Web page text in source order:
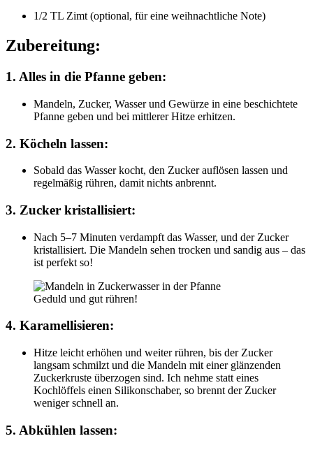
1/2 TL Zimt (optional, für eine weihnachtliche Note)
Zubereitung:
1. Alles in die Pfanne geben:
Mandeln, Zucker, Wasser und Gewürze in eine beschichtete
Pfanne geben und bei mittlerer Hitze erhitzen.
2. Köcheln lassen:
Sobald das Wasser kocht, den Zucker auflösen lassen und
regelmäßig rühren, damit nichts anbrennt.
3. Zucker kristallisiert:
Nach 5–7 Minuten verdampft das Wasser, und der Zucker
kristallisiert. Die Mandeln sehen trocken und sandig aus – das
ist perfekt so!
Geduld und gut rühren!
4. Karamellisieren:
Hitze leicht erhöhen und weiter rühren, bis der Zucker
langsam schmilzt und die Mandeln mit einer glänzenden
Zuckerkruste überzogen sind. Ich nehme statt eines
Kochlöffels einen Silikonschaber, so brennt der Zucker
weniger schnell an.
5. Abkühlen lassen: